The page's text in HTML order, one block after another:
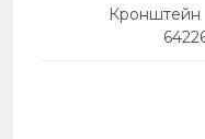
Кронштейн